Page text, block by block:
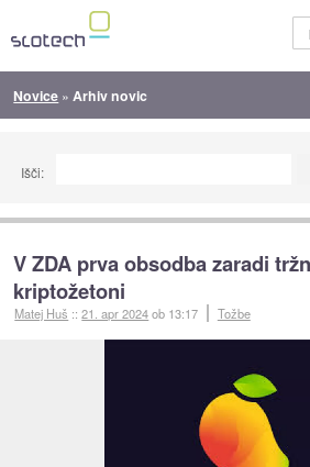
Novice » Arhiv novic
Išči:
V ZDA prva obsodba zaradi
kriptožetoni
Matej Huš ::21. apr 2024ob 13:17 Tožbe